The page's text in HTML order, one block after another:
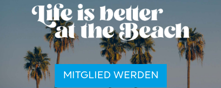
MITGLIED WERDEN